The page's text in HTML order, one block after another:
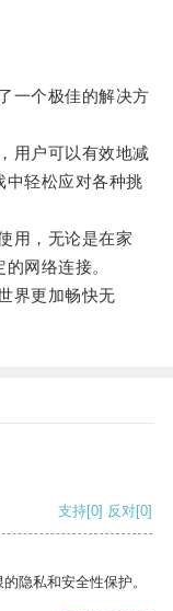
个极佳的解决方
户可以有效地减
中轻松应对各种挑
，无论是在家
网络连接。
界更加畅快无
支持[0] 反对[0]
隐私和安全性保护。